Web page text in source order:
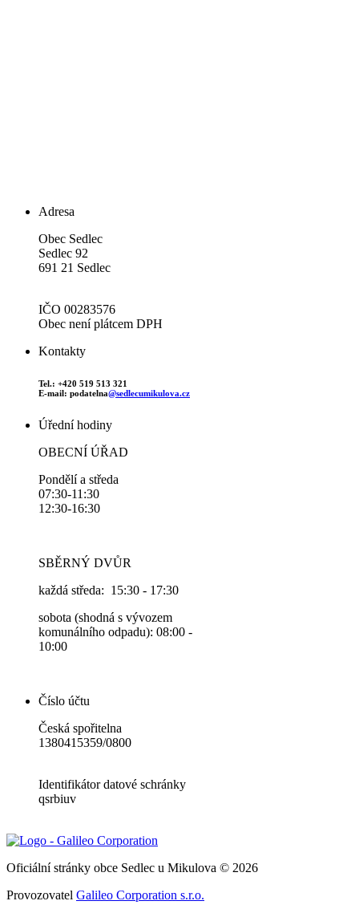
Adresa
Obec Sedlec
Sedlec 92
691 21 Sedlec
IČO 00283576
Obec není plátcem DPH
Kontakty
Tel.: +420 519 513 321
E-mail: podatelna@sedlecumikulova.cz
Úřední hodiny
OBECNÍ ÚŘAD
Pondělí a středa
07:30-11:30
12:30-16:30
SBĚRNÝ DVŮR
každá středa: 15:30 - 17:30
sobota (shodná s vývozem
komunálního odpadu): 08:00 -
10:00
Číslo účtu
Česká spořitelna
1380415359/0800
Identifikátor datové schránky
qsrbiuv
Oficiální stránky obce Sedlec u Mikulova © 2026
Provozovatel Galileo Corporation s.r.o.